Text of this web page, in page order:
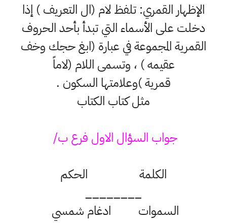
الإظهار القمري: تلفظ لام (ال التعريف ) إذا
دخلت على الأسماء التي تبدأ بأحد الحروف
القمرية المجموعة في عبارة (ابغ حجك وخف
عقيمه ) ، وتسمى اللام (لاماً
قمرية )وعلامتها السكون .
مثل كتاب الكتاب
جواب السؤال الاول فرع ب/
الكلمة الحكم
السموات ادغام شمسي